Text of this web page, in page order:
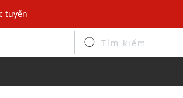
tuyến